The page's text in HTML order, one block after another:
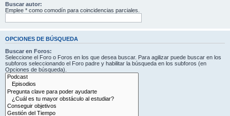
Buscar autor:
Emplee * como comodín para coincidencias parciales.
OPCIONES DE BÚSQUEDA
Buscar en Foros:
Seleccione el Foro o Foros en los que desea buscar. Para agilizar puede buscar en los
subforos seleccionando el Foro padre y habilitar la búsqueda en los subforos (en
Opciones de búsqueda).